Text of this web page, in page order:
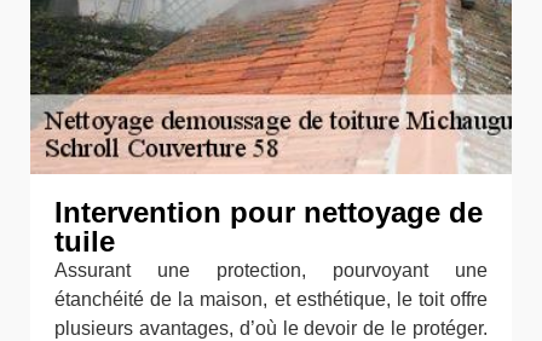
Intervention pour nettoyage de
tuile
Assurant une protection, pourvoyant une
étanchéité de la maison, et esthétique, le toit offre
plusieurs avantages, d’où le devoir de le protéger.